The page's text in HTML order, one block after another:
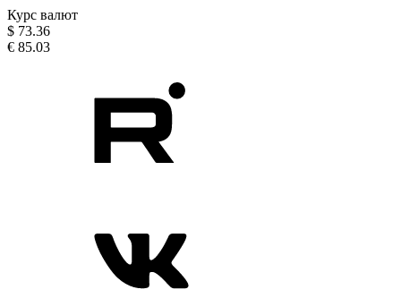
Курс валют
$ 73.36
€ 85.03